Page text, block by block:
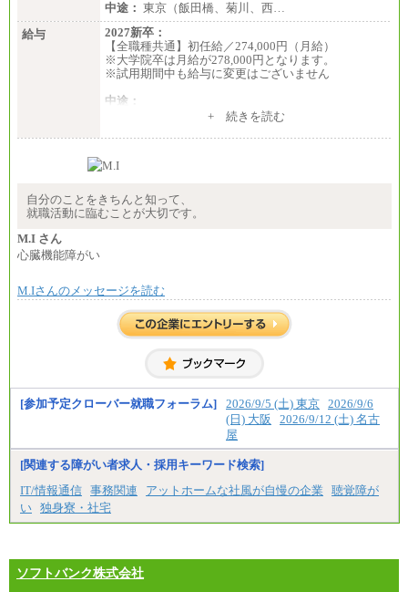
中途： 東京（飯田橋、菊川、西…
給与
2027新卒：
【全職種共通】初任給／274,000円（月給）
※大学院卒は月給が278,000円となります。
※試用期間中も給与に変更はございません
中途：
（１）～（４）274,000円（月給）～
※経験・年齢などを考慮のうえ、当社規程により優
※業務内容・勤務形態に応じて、上記給与の範囲内
※試用期間中も給与に変更はございません
+ 続きを読む
自分のことをきちんと知って、
就職活動に臨むことが大切です。
M.I さん
心臓機能障がい
M.Iさんのメッセージを読む
[参加予定クローバー就職フォーラム] 2026/9/5 (土) 東京 2026/9/6
(日) 大阪
2026/9/12 (土) 名古
屋
[関連する障がい者求人・採用キーワード検索]
IT/情報通信 事務関連 アットホームな社風が自慢の企業
聴覚障が
い 独身寮・社宅
ソフトバンク株式会社